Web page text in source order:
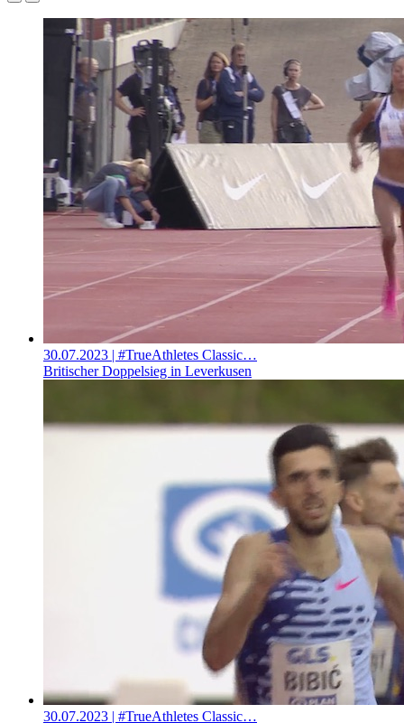
30.07.2023 | #TrueAthletes Classic…
Britischer Doppelsieg in Leverkusen
30.07.2023 | #TrueAthletes Classic…